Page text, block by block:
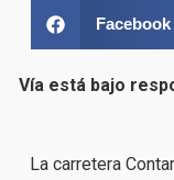
Facebook
Vía está bajo
La carretera